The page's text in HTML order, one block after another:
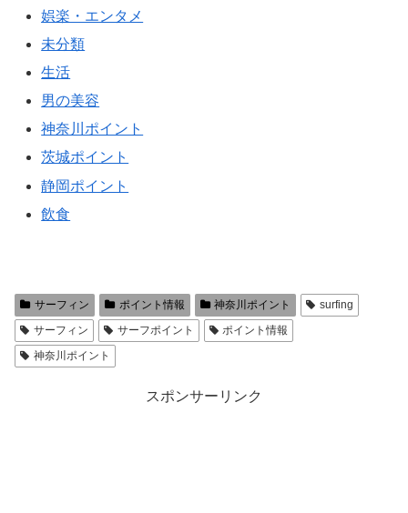
娯楽・エンタメ
未分類
生活
男の美容
神奈川ポイント
茨城ポイント
静岡ポイント
飲食
サーフィン ポイント情報 神奈川ポイント
surfing
サーフィン
サーフポイント
ポイント情報
神奈川ポイント
スポンサーリンク